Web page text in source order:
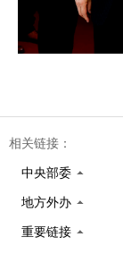
相关链接：
中央部委
地方外办
重要链接